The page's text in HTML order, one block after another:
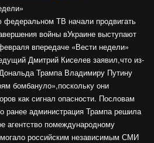
ТВ начали продвигать
войны вУкраине выступают
впередаче «Вести недели»
Дмитрий Киселев заявил,что из-
Трампа Владимиру Путину
бомбануло»,поскольку они
как сигнал опасности. Пословам
ранее администрация Трампа решила
агентство помеждународному
российским независимым СМИ